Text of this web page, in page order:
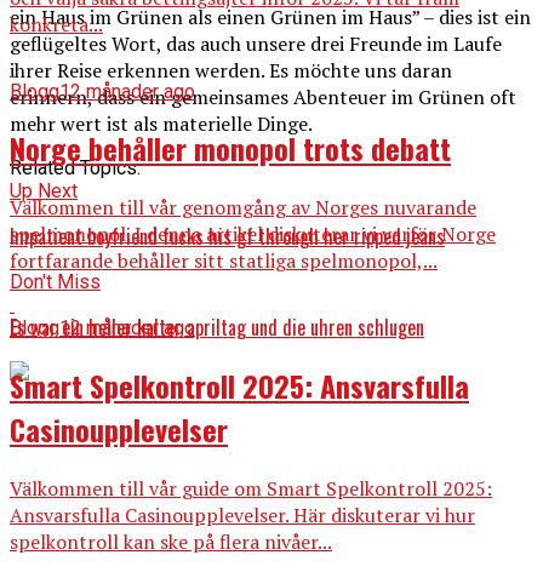
ein Haus im Grünen als einen Grünen im Haus” – dies ist ein
geflügeltes Wort, das auch unsere drei Freunde im Laufe
ihrer Reise erkennen werden. Es möchte uns daran
erinnern, dass ein gemeinsames Abenteuer im Grünen oft
mehr wert ist als materielle Dinge.
Related Topics:
Up Next
Impatient boyfriend fucks his gf through her ripped jeans
Don't Miss
Es war ein heller kalter apriltag und die uhren schlugen
konkreta...
Blogg12 månader ago
Norge behåller monopol trots debatt
Välkommen till vår genomgång av Norges nuvarande
spelmonopol. I denna artikel diskuterar vi varför Norge
fortfarande behåller sitt statliga spelmonopol,...
Blogg12 månader ago
Smart Spelkontroll 2025: Ansvarsfulla
Casinoupplevelser
Välkommen till vår guide om Smart Spelkontroll 2025:
Ansvarsfulla Casinoupplevelser. Här diskuterar vi hur
spelkontroll kan ske på flera nivåer...